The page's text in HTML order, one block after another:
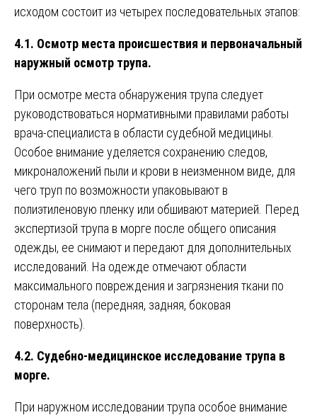
исходом состоит из четырех последовательных этапов:
4.1. Осмотр места происшествия и первоначальный
наружный осмотр трупа.
При осмотре места обнаружения трупа следует
руководствоваться нормативными правилами работы
врача-специалиста в области судебной медицины.
Особое внимание уделяется сохранению следов,
микроналожений пыли и крови в неизменном виде, для
чего труп по возможности упаковывают в
полиэтиленовую пленку или обшивают материей. Перед
экспертизой трупа в морге после общего описания
одежды, ее снимают и передают для дополнительных
исследований. На одежде отмечают области
максимального повреждения и загрязнения ткани по
сторонам тела (передняя, задняя, боковая
поверхность).
4.2. Судебно-медицинское исследование трупа в
морге.
При наружном исследовании трупа особое внимание